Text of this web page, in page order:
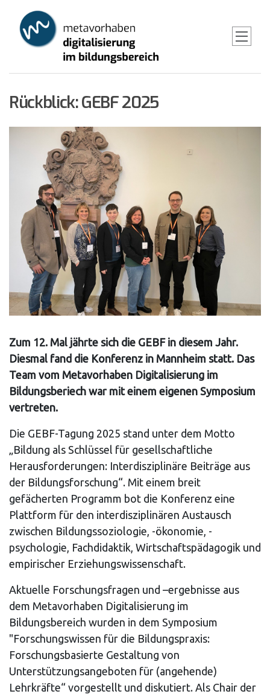
main
Rückblick: GEBF 2025
Zum 12. Mal jährte sich die GEBF in diesem Jahr.
Diesmal fand die Konferenz in Mannheim statt. Das
Team vom Metavorhaben Digitalisierung im
Bildungsberiech war mit einem eigenen Symposium
vertreten.
Die GEBF-Tagung 2025 stand unter dem Motto
„Bildung als Schlüssel für gesellschaftliche
Herausforderungen: Interdisziplinäre Beiträge aus
der Bildungsforschung“. Mit einem breit
gefächerten Programm bot die Konferenz eine
Plattform für den interdisziplinären Austausch
zwischen Bildungssoziologie, -ökonomie, -
psychologie, Fachdidaktik, Wirtschaftspädagogik und
empirischer Erziehungswissenschaft.
Aktuelle Forschungsfragen und –ergebnisse aus
dem Metavorhaben Digitalisierung im
Bildungsbereich wurden in dem Symposium
"Forschungswissen für die Bildungspraxis:
Forschungsbasierte Gestaltung von
Unterstützungsangeboten für (angehende)
Lehrkräfte“ vorgestellt und diskutiert. Als Chair der